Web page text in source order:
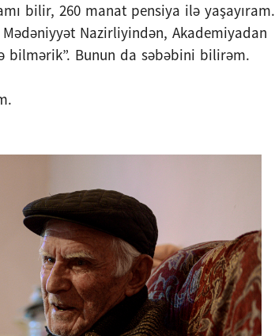
bilir, 260 manat pensiya ilə yaşayıram.
Nazirliyindən, Akademiyadan
bilmərik”. Bunun da səbəbini bilirəm.